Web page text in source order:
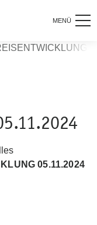
MENÜ
05.11.2024